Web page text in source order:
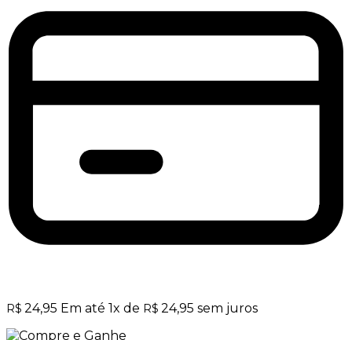
R$ 24,95 Em até 1x de R$ 24,95 sem juros